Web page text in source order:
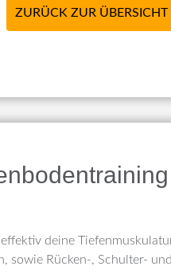
ZURÜCK ZUR ÜBERSICHT
deine
sowie Rücken-, Schulter-